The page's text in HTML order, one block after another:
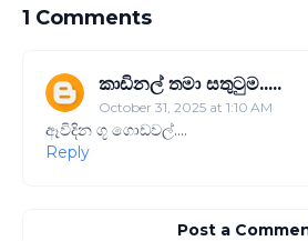
1 Comments
කාඩිනල් තමා සතුටුම.....
October 31, 2025 at 1:10 AM
ඈවිදින ගූ ගොඩවල්....
Reply
Post a